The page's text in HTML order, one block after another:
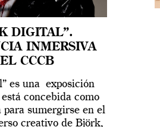
DIGITAL”.
INMERSIVA
CCCB
es una exposición
concebida como
para sumergirse en el
creativo de Björk,